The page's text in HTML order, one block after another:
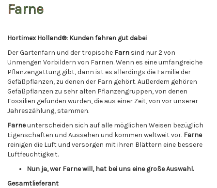
Farne
Hortimex Holland®: Kunden fahren gut dabei
Der Gartenfarn und der tropische Farn sind nur 2 von
Unmengen Vorbildern von Farnen. Wenn es eine umfangreiche
Pflanzengattung gibt, dann ist es allerdings die Familie der
Gefäßpflanzen, zu denen der Farn gehört. Außerdem gehören
Gefäßpflanzen zu sehr alten Pflanzengruppen, von denen
Fossilien gefunden wurden, die aus einer Zeit, von vor unserer
Jahreszählung, stammen.
Farneunterscheiden sich auf alle möglichen Weisen bezüglich
Eigenschaften und Aussehen und kommen weltweit vor. Farne
reinigen die Luft und versorgen mit ihren Blättern eine bessere
Luftfeuchtigkeit.
Nun ja, wer Farnewill, hat bei uns eine große Auswahl.
Gesamtlieferant